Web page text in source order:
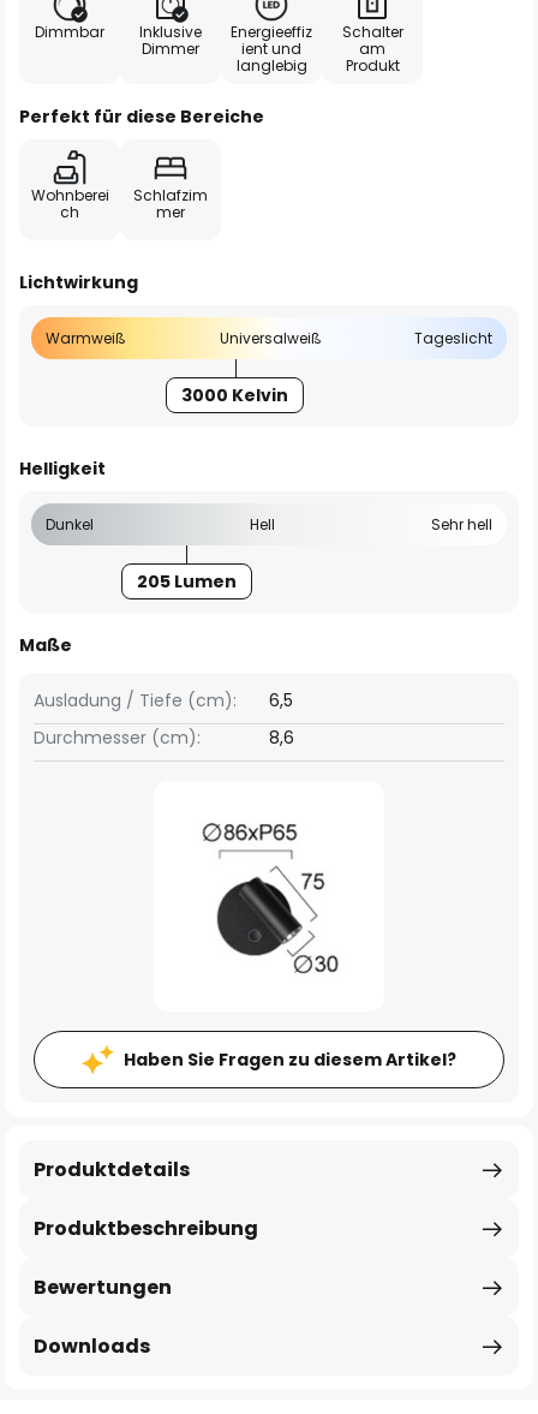
Dimmbar
Inklusive
Dimmer
Energieeffiz
ient und
langlebig
Schalter
am
Produkt
Perfekt für diese Bereiche
Wohnberei
ch
Schlafzim
mer
Lichtwirkung
Warmweiß Universalweiß Tageslicht
3000 Kelvin
Helligkeit
Dunkel Hell Sehr hell
205 Lumen
Maße
Ausladung / Tiefe (cm):
6,5
Durchmesser (cm):
8,6
Haben Sie Fragen zu diesem Artikel?
Produktbeschreibung
Produktdetails
Bewertungen
Downloads